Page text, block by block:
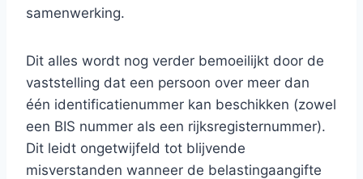
samenwerking.
Dit alles wordt nog verder bemoeilijkt door de
vaststelling dat een persoon over meer dan
één identificatienummer kan beschikken (zowel
een BIS nummer als een rijksregisternummer).
Dit leidt ongetwijfeld tot blijvende
misverstanden wanneer de belastingaangifte